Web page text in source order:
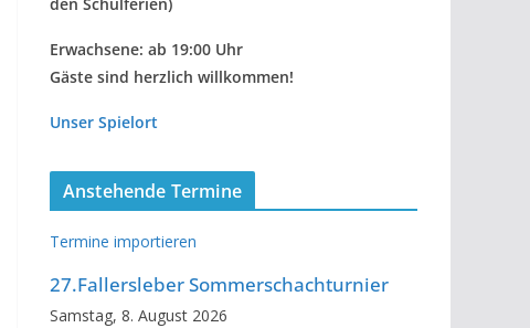
den Schulferien)
Erwachsene: ab 19:00 Uhr
Gäste sind herzlich willkommen!
Unser Spielort
Anstehende Termine
Termine importieren
27.Fallersleber Sommerschachturnier
Samstag, 8. August 2026